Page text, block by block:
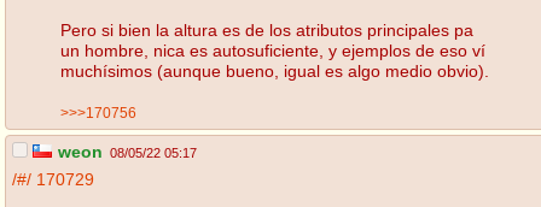
Pero si bien la altura es de los atributos principales pa
un hombre, nica es autosuficiente, y ejemplos de eso ví
muchísimos (aunque bueno, igual es algo medio obvio).
>>>170756
weon 08/05/22 05:17
/#/ 170729